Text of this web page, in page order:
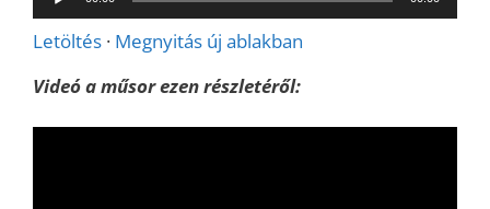
lejátszó
Letöltés · Megnyitás új ablakban
Videó a műsor ezen részletéről: